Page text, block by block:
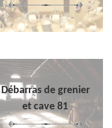
Débarras de grenier
et cave 81